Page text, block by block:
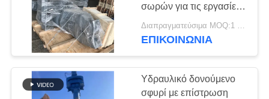
ΕΙΔΉΣΕΙΣ
ΠΕΡΙΠΤΏΣΕΙΣ
Δευτερεύων οδηγός
σωρών πιασιμάτων
43
σωρών για τις εργασίες
ιδρύματος σωρών
γεφυρών
ΕΠΙΚΟΙΝΩΝΙΑ
Υδραυλικό δονούμενο
σφυρί με επίστρωση